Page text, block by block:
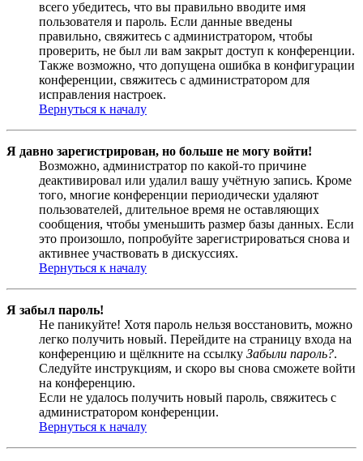
всего убедитесь, что вы правильно вводите имя
пользователя и пароль. Если данные введены
правильно, свяжитесь с администратором, чтобы
проверить, не был ли вам закрыт доступ к конференции.
Также возможно, что допущена ошибка в конфигурации
конференции, свяжитесь с администратором для
исправления настроек.
Вернуться к началу
Я давно зарегистрирован, но больше не могу войти!
Возможно, администратор по какой-то причине
деактивировал или удалил вашу учётную запись. Кроме
того, многие конференции периодически удаляют
пользователей, длительное время не оставляющих
сообщения, чтобы уменьшить размер базы данных. Если
это произошло, попробуйте зарегистрироваться снова и
активнее участвовать в дискуссиях.
Вернуться к началу
Я забыл пароль!
Не паникуйте! Хотя пароль нельзя восстановить, можно
легко получить новый. Перейдите на страницу входа на
конференцию и щёлкните на ссылку Забыли пароль?.
Следуйте инструкциям, и скоро вы снова сможете войти
на конференцию.
Если не удалось получить новый пароль, свяжитесь с
администратором конференции.
Вернуться к началу